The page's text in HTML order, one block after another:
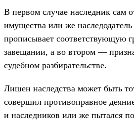
В первом случае наследник сам
имущества или же
прописывает соответствующую
завещании, а во втором —
судебном разбирательстве.
Лишен наследства может быть
совершил противоправное
и наследников или же пытался